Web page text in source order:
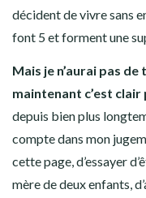
décident de vivre sans
font 5 et forment une
Mais je n’aurai pas
maintenant c’est
depuis bien plus
compte dans mon
cette page, d’essayer
mère de deux enfants,